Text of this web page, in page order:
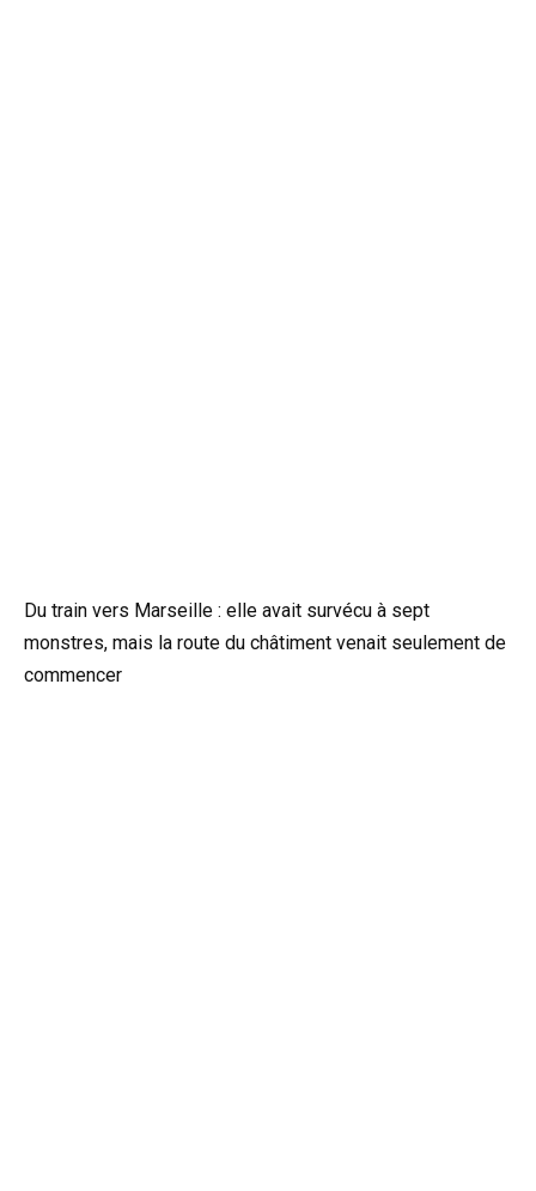
Du train vers Marseille : elle avait survécu à sept
monstres, mais la route du châtiment venait seulement de
commencer